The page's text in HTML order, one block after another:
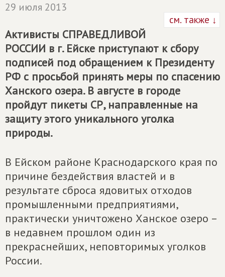
29 июля 2013
см. также ↓
Активисты СПРАВЕДЛИВОЙ
РОССИИ в г. Ейске приступают к сбору
подписей под обращением к Президенту
РФ с просьбой принять меры по спасению
Ханского озера. В августе в городе
пройдут пикеты СР, направленные на
защиту этого уникального уголка
природы.
В Ейском районе Краснодарского края по
причине бездействия властей и в
результате сброса ядовитых отходов
промышленными предприятиями,
практически уничтожено Ханское озеро –
в недавнем прошлом один из
прекраснейших, неповторимых уголков
России.